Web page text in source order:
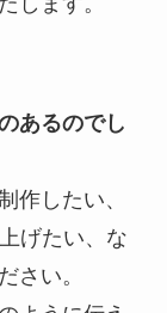
あるのでし
作したい、
げたい、な
さい。